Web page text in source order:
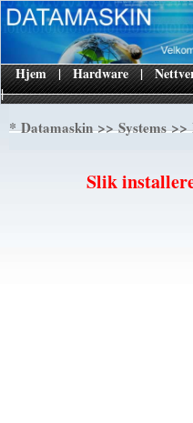
|
Hjem | Hardware |
*Datamaskin>>Systems>>
Slik